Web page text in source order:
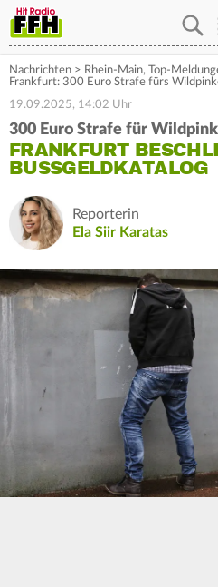
Nachrichten > Rhein-Main, Top-
Frankfurt: 300 Euro Strafe fürs
19.09.2025, 14:02 Uhr
300 Euro Strafe für
FRANKFURT
USSGELDKATALOG
Reporterin
Ela Siir Karatas